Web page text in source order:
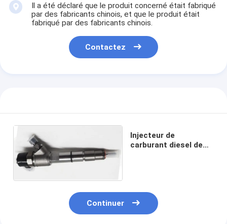
Il a été déclaré que le produit concerné était fabriqué
par des fabricants chinois, et que le produit était
fabriqué par des fabricants chinois.
Contactez
Injecteur de
carburant diesel de
Continuer